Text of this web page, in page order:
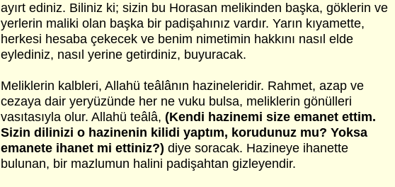
ayırt ediniz. Biliniz ki; sizin bu Horasan melikinden başka, göklerin ve
yerlerin maliki olan başka bir padişahınız vardır. Yarın kıyamette,
herkesi hesaba çekecek ve benim nimetimin hakkını nasıl elde
eylediniz, nasıl yerine getirdiniz, buyuracak.
Meliklerin kalbleri, Allahü teâlânın hazineleridir. Rahmet, azap ve
cezaya dair yeryüzünde her ne vuku bulsa, meliklerin gönülleri
vasıtasıyla olur. Allahü teâlâ, (Kendi hazinemi size emanet ettim.
Sizin dilinizi o hazinenin kilidi yaptım, korudunuz mu? Yoksa
emanete ihanet mi ettiniz?) diye soracak. Hazineye ihanette
bulunan, bir mazlumun halini padişahtan gizleyendir.